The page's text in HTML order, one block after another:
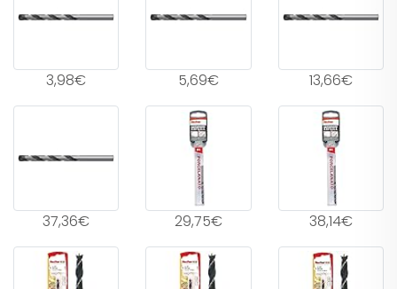
3,98€ 5,69€ 13,66€
37,36€ 29,75€ 38,14€